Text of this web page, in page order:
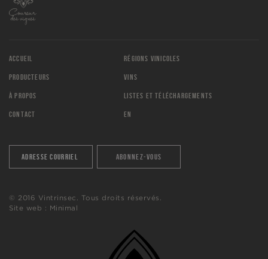
ACCUEIL RÉGIONS VINICOLES
PRODUCTEURS VINS
À PROPOS LISTES ET TÉLÉCHARGEMENTS
CONTACT EN
© 2016 Vintrinsec. Tous droits réservés.
Site web : Minimal